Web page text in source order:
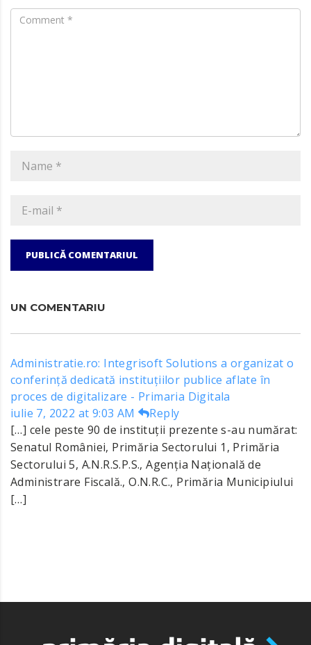
PUBLICĂ COMENTARIUL
UN COMENTARIU
Administratie.ro: Integrisoft Solutions a organizat o
conferință dedicată instituțiilor publice aflate în
proces de digitalizare - Primaria Digitala
iulie 7, 2022 at 9:03 AM
Reply
[…] cele peste 90 de instituții prezente s-au numărat:
Senatul României, Primăria Sectorului 1, Primăria
Sectorului 5, A.N.R.S.P.S., Agenția Națională de
Administrare Fiscală., O.N.R.C., Primăria Municipiului
[…]